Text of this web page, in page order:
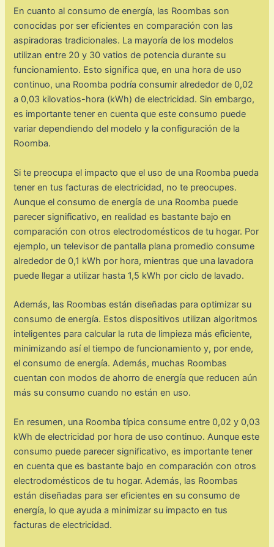
En cuanto al consumo de energía, las Roombas son
conocidas por ser eficientes en comparación con las
aspiradoras tradicionales. La mayoría de los modelos
utilizan entre 20 y 30 vatios de potencia durante su
funcionamiento. Esto significa que, en una hora de uso
continuo, una Roomba podría consumir alrededor de 0,02
a 0,03 kilovatios-hora (kWh) de electricidad. Sin embargo,
es importante tener en cuenta que este consumo puede
variar dependiendo del modelo y la configuración de la
Roomba.
Si te preocupa el impacto que el uso de una Roomba pueda
tener en tus facturas de electricidad, no te preocupes.
Aunque el consumo de energía de una Roomba puede
parecer significativo, en realidad es bastante bajo en
comparación con otros electrodomésticos de tu hogar. Por
ejemplo, un televisor de pantalla plana promedio consume
alrededor de 0,1 kWh por hora, mientras que una lavadora
puede llegar a utilizar hasta 1,5 kWh por ciclo de lavado.
Además, las Roombas están diseñadas para optimizar su
consumo de energía. Estos dispositivos utilizan algoritmos
inteligentes para calcular la ruta de limpieza más eficiente,
minimizando así el tiempo de funcionamiento y, por ende,
el consumo de energía. Además, muchas Roombas
cuentan con modos de ahorro de energía que reducen aún
más su consumo cuando no están en uso.
En resumen, una Roomba típica consume entre 0,02 y 0,03
kWh de electricidad por hora de uso continuo. Aunque este
consumo puede parecer significativo, es importante tener
en cuenta que es bastante bajo en comparación con otros
electrodomésticos de tu hogar. Además, las Roombas
están diseñadas para ser eficientes en su consumo de
energía, lo que ayuda a minimizar su impacto en tus
facturas de electricidad.